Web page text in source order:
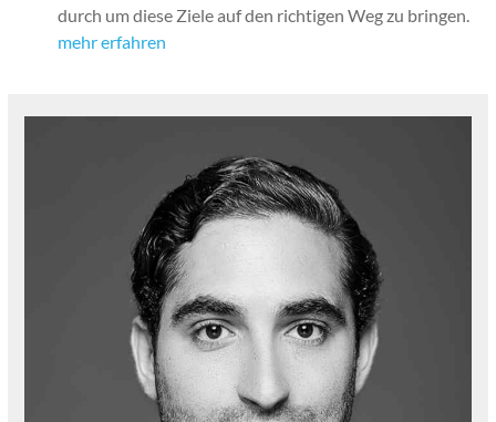
durch um diese Ziele auf den richti­gen Weg zu brin­gen.
mehr erfahren